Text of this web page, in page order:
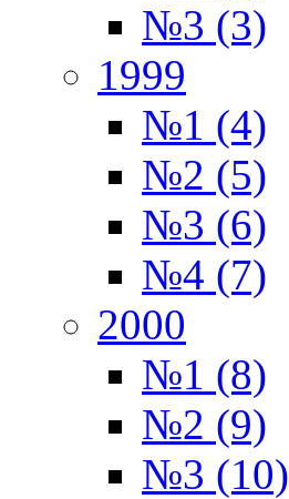
№3 (3)
1999
№1 (4)
№2 (5)
№3 (6)
№4 (7)
2000
№1 (8)
№2 (9)
№3 (10)